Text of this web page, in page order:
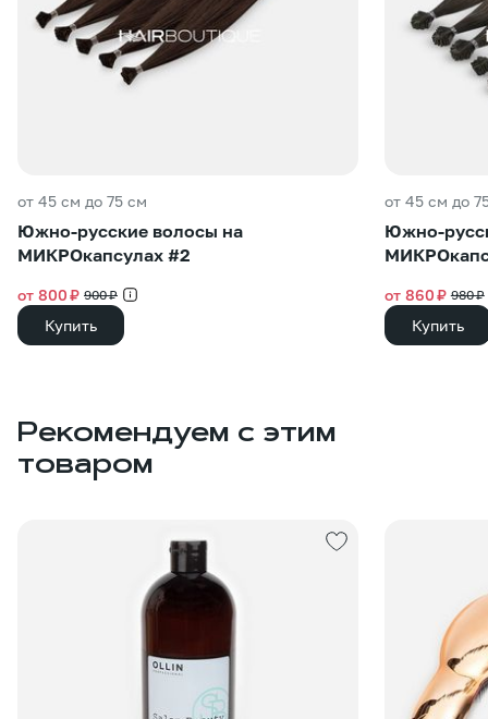
от 45 см до 75 см
Южно-русские волосы на
МИКРОкапсулах #2
от 800 ₽ 900 ₽
Купить
от 45 см до
Южно-
от 860 ₽ 980 ₽
Купить
Рекомендуем с этим
товаром